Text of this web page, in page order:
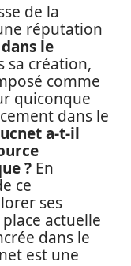
de la
réputation
le
sa création,
comme
quiconque
dans le
a-t-il
? En
ce
ses
actuelle
dans le
est une